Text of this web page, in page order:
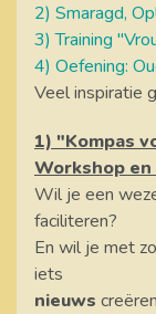
2) Smaragd,
3) Training
4) Oefening:
Veel inspiratie
1) "Kompas
Workshop en
Wil je een
faciliteren?
En wil je met
iets
nieuws